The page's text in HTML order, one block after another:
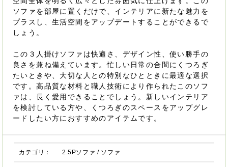
ソファを部屋に置くだけで、インテリアに新たな魅力を
プラスし、生活空間をアップデートすることができるで
しょう。
この３人掛けソファは快適さ、デザイン性、使い勝手の
良さを兼ね備えています。忙しい日常の合間にくつろぎ
たいときや、大切な人との特別なひとときに最適な選択
です。高品質な材料と職人技術により作られたこのソフ
ァは、長く愛用できることでしょう。新しいインテリア
を検討している方や、くつろぎのスペースをアップグレ
ードしたい方におすすめのアイテムです。
カテゴリ： 2.5Pソファ / ソファ